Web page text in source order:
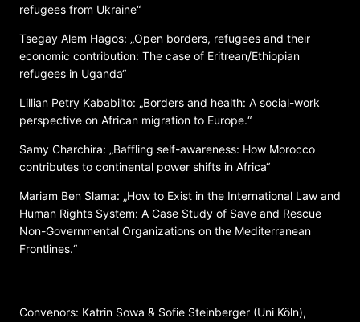
refugees from Ukraine“
Tsegay Alem Hagos: „Open borders, refugees and their
economic contribution: The case of Eritrean/Ethiopian
refugees in Uganda“
Lillian Petry Kababiito: „Borders and health: A social-work
perspective on African migration to Europe.“
Samy Charchira: „Baffling self-awareness: How Morocco
contributes to continental power shifts in Africa“
Mariam Ben Slama: „How to Exist in the International Law and
Human Rights System: A Case Study of Save and Rescue
Non-Governmental Organizations on the Mediterranean
Frontlines.“
Convenors: Katrin Sowa & Sofie Steinberger (Uni Köln),